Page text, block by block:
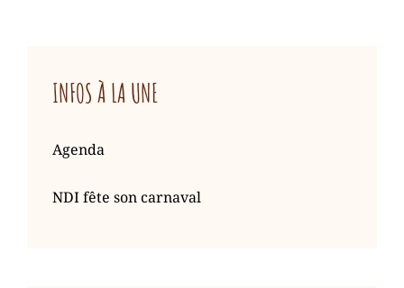
INFOS À LA UNE
Agenda
NDI fête son carnaval